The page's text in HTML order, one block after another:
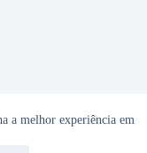
a melhor experiência em